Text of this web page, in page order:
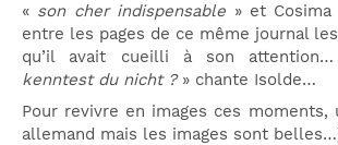
« son cher indispensable » et
entre les pages de ce même journal
qu’il avait cueilli à son
kenntest du nicht ?» chante Isolde…
Pour revivre en images ces
allemand mais les images sont